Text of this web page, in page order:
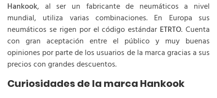
Hankook, al ser un fabricante de neumáticos a nivel
mundial, utiliza varias combinaciones. En Europa sus
neumáticos se rigen por el código estándar ETRTO. Cuenta
con gran aceptación entre el público y muy buenas
opiniones por parte de los usuarios de la marca gracias a sus
precios con grandes descuentos.
Curiosidades de la marca Hankook